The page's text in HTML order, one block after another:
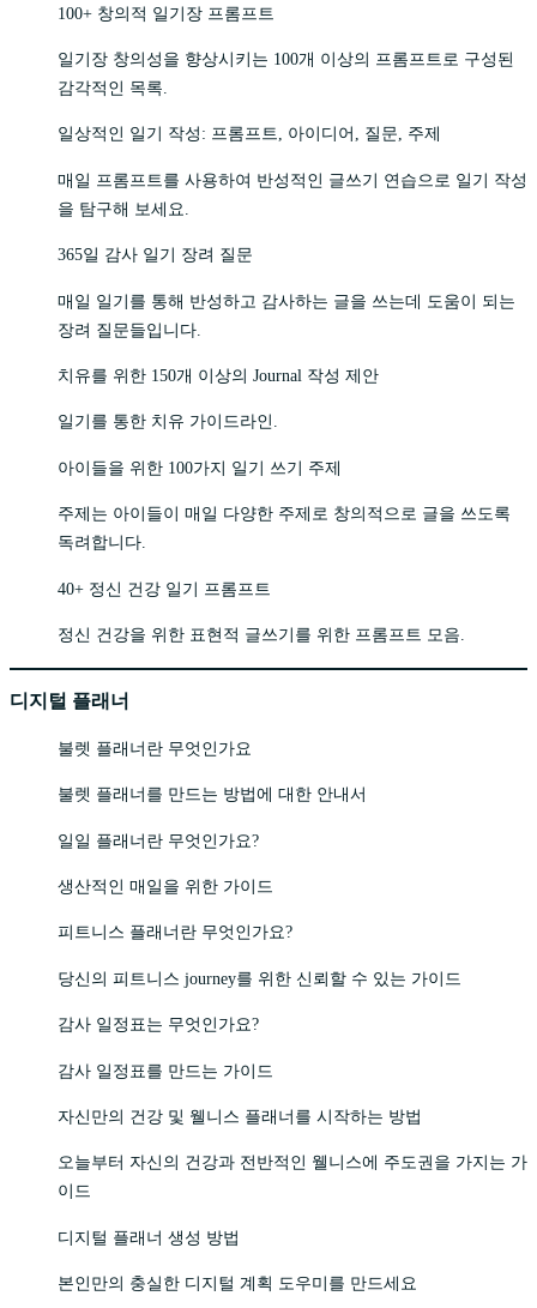
100+ 창의적 일기장 프롬프트
일기장 창의성을 향상시키는 100개 이상의 프롬프트로 구성된
감각적인 목록.
일상적인 일기 작성: 프롬프트, 아이디어, 질문, 주제
매일 프롬프트를 사용하여 반성적인 글쓰기 연습으로 일기 작성
을 탐구해 보세요.
365일 감사 일기 장려 질문
매일 일기를 통해 반성하고 감사하는 글을 쓰는데 도움이 되는
장려 질문들입니다.
치유를 위한 150개 이상의 Journal 작성 제안
일기를 통한 치유 가이드라인.
아이들을 위한 100가지 일기 쓰기 주제
주제는 아이들이 매일 다양한 주제로 창의적으로 글을 쓰도록
독려합니다.
40+ 정신 건강 일기 프롬프트
정신 건강을 위한 표현적 글쓰기를 위한 프롬프트 모음.
디지털 플래너
불렛 플래너란 무엇인가요
불렛 플래너를 만드는 방법에 대한 안내서
일일 플래너란 무엇인가요?
생산적인 매일을 위한 가이드
피트니스 플래너란 무엇인가요?
당신의 피트니스 journey를 위한 신뢰할 수 있는 가이드
감사 일정표는 무엇인가요?
감사 일정표를 만드는 가이드
자신만의 건강 및 웰니스 플래너를 시작하는 방법
오늘부터 자신의 건강과 전반적인 웰니스에 주도권을 가지는 가
이드
디지털 플래너 생성 방법
본인만의 충실한 디지털 계획 도우미를 만드세요